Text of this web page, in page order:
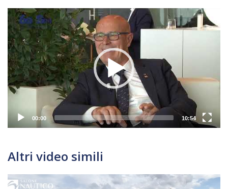
Video
Player
00:00 10:54
Altri video simili